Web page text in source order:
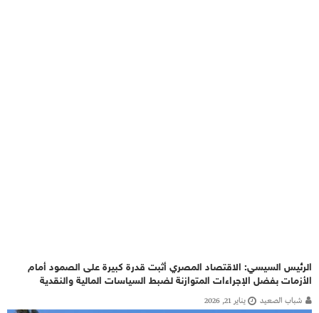
الرئيس السيسي: الاقتصاد المصري أثبت قدرة كبيرة على الصمود أمام
الأزمات بفضل الإجراءات المتوازنة لضبط السياسات المالية والنقدية
شباب الصعيد يناير 21, 2026